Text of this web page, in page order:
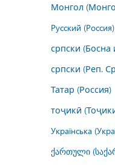
Монгол
Русский (Россия)
српски (Босна
српски (Реп.
Татар (Россия)
тоҷикӣ
Українська
ქართული